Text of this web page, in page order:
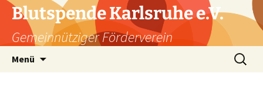
Zum
Inhalt
springen
Blutspende Karlsruhe e.V.
Gemeinnütziger Förderverein
Menü
Suchen
nach: